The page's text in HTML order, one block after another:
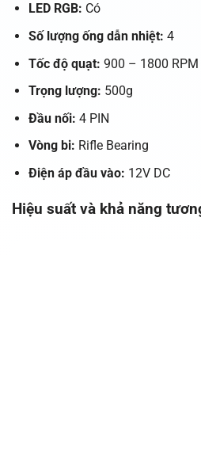
LED RGB: Có
Số lượng ống dẫn nhiệt: 4
Tốc độ quạt: 900 – 1800 RPM
Trọng lượng: 500g
Đầu nối: 4 PIN
Vòng bi: Rifle Bearing
Điện áp đầu vào: 12V DC
Hiệu suất và khả năng